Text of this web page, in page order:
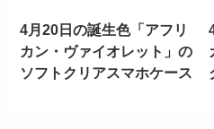
4月20日の誕生色「アフリ
カン・ヴァイオレット」の
ソフトクリアスマホケース